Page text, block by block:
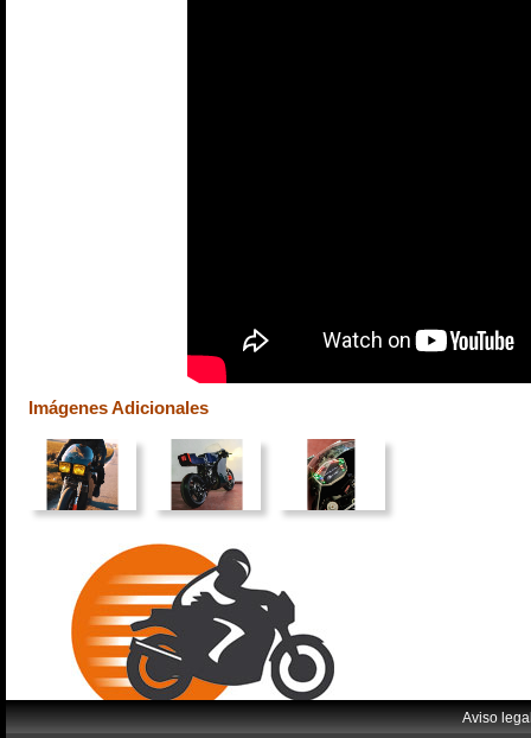
Imágenes Adicionales
Aviso